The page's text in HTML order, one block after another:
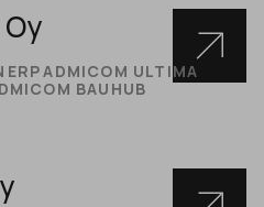
ERPADMICOM ULTIMA
BAUHUB